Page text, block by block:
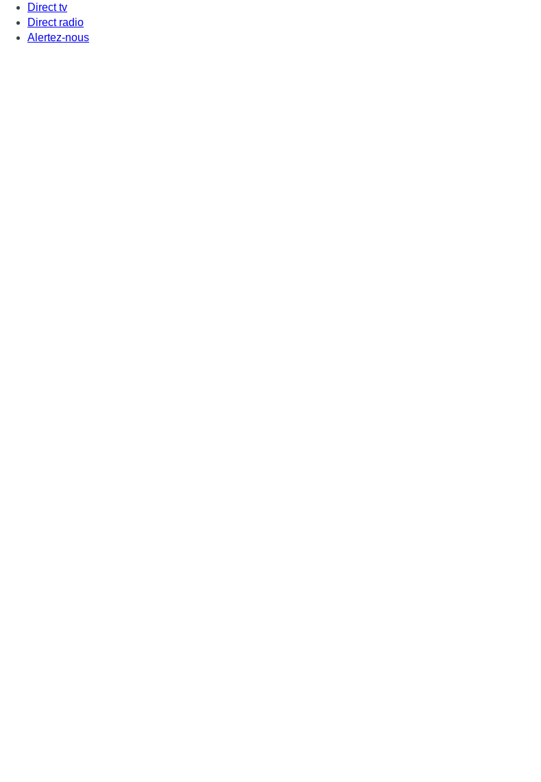
Direct tv
Direct radio
Alertez-nous